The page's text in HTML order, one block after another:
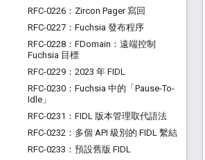
RFC-0226：Zircon Pager 寫回
RFC-0227：Fuchsia 發布程序
RFC-0228：FDomain：遠端控制
Fuchsia 目標
RFC-0229：2023 年 FIDL
RFC-0230：Fuchsia 中的「Pause-To-
Idle」
RFC-0231：FIDL 版本管理取代語法
RFC-0232：多個 API 級別的 FIDL 繫結
RFC-0233：預設舊版 FIDL